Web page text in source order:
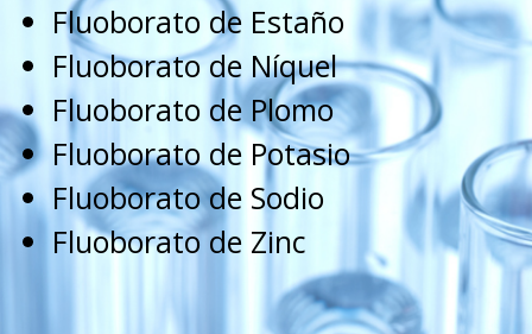
Fluoborato de Estaño
Fluoborato de Níquel
Fluoborato de Plomo
Fluoborato de Potasio
Fluoborato de Sodio
Fluoborato de Zinc